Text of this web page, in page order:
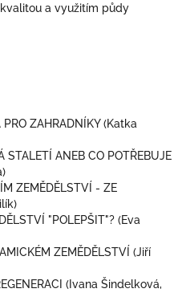
a využitím půdy
ZAHRADNÍKY (Katka
STALETÍ ANEB CO POTŘEBUJE
ZEMĚDĚLSTVÍ - ZE
"POLEPŠIT"? (Eva
ZEMĚDĚLSTVÍ (Jiří
(Ivana Šindelková,